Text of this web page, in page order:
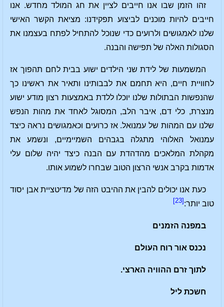
זהו הזמן שבו אנו חייבים לציין את חג המולד מחדש. אנו
חייבים להיות מוכנים לביצוע תפקידנו: מציאת הקשר האישי
שלנו לאמגושים ולרועים כדי שנוכל להתחיל לפתח בעצמנו את
הסגולות האלה של תפישה והבנה.
המשמעות של לידת שני הילדים ישוע בבית לחם תהפוך אז
לחוויית חיים, היא תחמם את לבבותינו ותאיר את ראשינו כך
שהנפשות הבתולות שלנו יוכלו ללדת באמצעות רצון מודע ישוע
מנצרת, כלי דם, איבר הלב, המסוגל לאחד את מהות הנפש
שלנו עם המהות של עמנואל. אז כרועים וכאמגושים נראה כיצד
עמנואל האלוהי מתגלה בגבהים השמיימיים, ונשמע את
מקהלת המלאכים מהדהדת עם הבנה כיצד יהיה שלום עלי
אדמות בקרב אנשי הרצון הטוב שבחרו לשמוע אותו.
כעת אנו יכולים להבין את ההיבט הזה של מדיטציית אבן יסוד
טוב יותר: [23]
במפנה הזמנים
נכנס אור רוח העולם
לתוך זרם ההוויה הארצי.
חשכת ליל